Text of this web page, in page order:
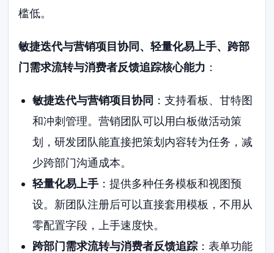
槛低。
敏捷迭代与营销项目协同、轻量化易上手、跨部
门需求流转与消费者反馈追踪核心能力 ：
敏捷迭代与营销项目协同 ：支持看板、甘特图
和冲刺管理。营销团队可以用白板做活动策
划，研发团队能直接把策划内容转为任务，减
少跨部门沟通成本。
轻量化易上手：提供多种任务模板和视图预
设。新团队注册后可以直接套用模板，不用从
零配置字段，上手速度快。
跨部门需求流转与消费者反馈追踪：表单功能